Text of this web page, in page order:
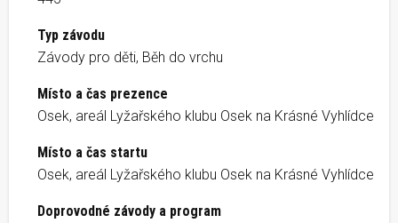
Typ závodu
Závody pro děti, Běh do vrchu
Místo a čas prezence
Osek, areál Lyžařského klubu Osek na Krásné Vyhlídce
Místo a čas startu
Osek, areál Lyžařského klubu Osek na Krásné Vyhlídce
Doprovodné závody a program